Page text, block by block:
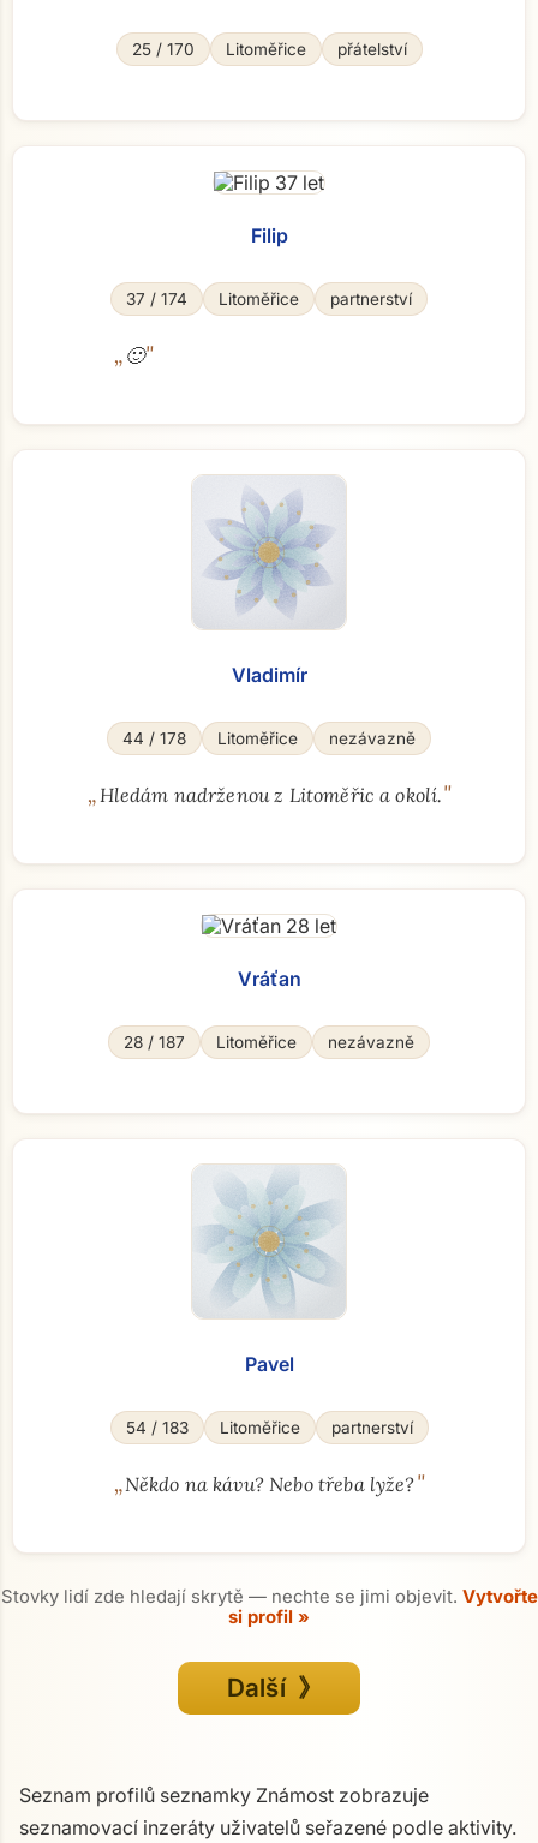
25 / 170 Litoměřice přátelství
Filip
37 / 174 Litoměřice partnerství
„ 🙂"
Vladimír
44 / 178 Litoměřice nezávazně
„Hledám nadrženou z Litoměřic a okolí."
Vráťan
28 / 187 Litoměřice nezávazně
Pavel
54 / 183 Litoměřice partnerství
„Někdo na kávu? Nebo třeba lyže? "
Stovky lidí zde hledají skrytě — nechte se jimi objevit. Vytvořte
si profil »
Další 》
Seznam profilů seznamky Známost zobrazuje
seznamovací inzeráty uživatelů seřazené podle aktivity.